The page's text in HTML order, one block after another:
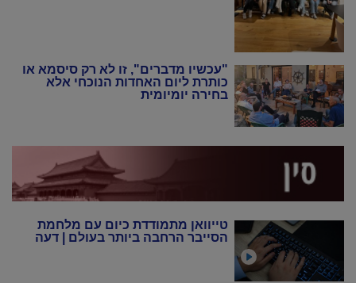
"עכשיו מדברים", זו לא רק סיסמא או
כותרת ליום האחדות הנוכחי אלא
בחירה יומיומית
טייוואן מתמודדת כיום עם מלחמת
הסייבר הרחבה ביותר בעולם | דעה